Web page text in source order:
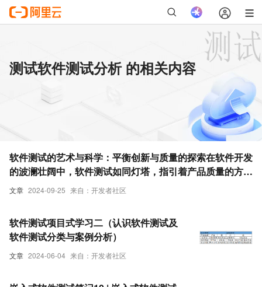
测试软件测试分析 的相关内容
文章 2024-09-25 来自：开发者社区
软件测试的艺术与科学：平衡创新与质量的探索在软件开发
的波澜壮阔中，软件测试如同灯塔，指引着产品质量的方
向。本文旨在深入探讨软件测试的核心价值，通过分析其在
文章 2024-06-04 来自：开发者社区
软件测试项目式学习二（认识软件测试及
软件测试分类与案例分析）